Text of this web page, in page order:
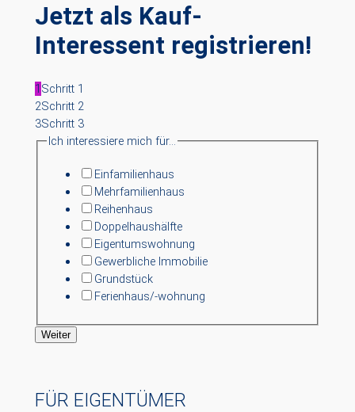
Jetzt als Kauf-
Interessent registrieren!
1 Schritt 1
2Schritt 2
3Schritt 3
Ich interessiere mich für…
Einfamilienhaus
Mehrfamilienhaus
Reihenhaus
Doppelhaushälfte
Eigentumswohnung
Gewerbliche Immobilie
Grundstück
Ferienhaus/-wohnung
Weiter
FÜR EIGENTÜMER